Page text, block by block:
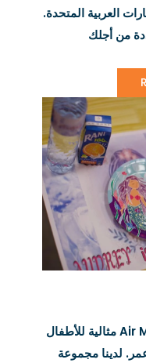
العربية المتحدة.
من أجلك
حفلات أعياد الميلاد في Air Maniax مثالية للأطفال
لدينا مجموعة